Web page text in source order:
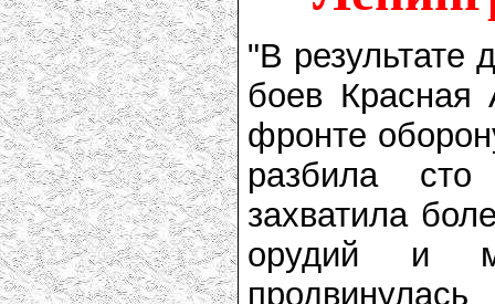
"В результате
боев
фронте
разбила
захватила
орудий и